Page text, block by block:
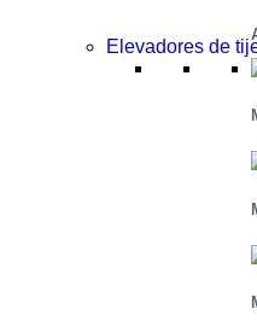
Elevadores de